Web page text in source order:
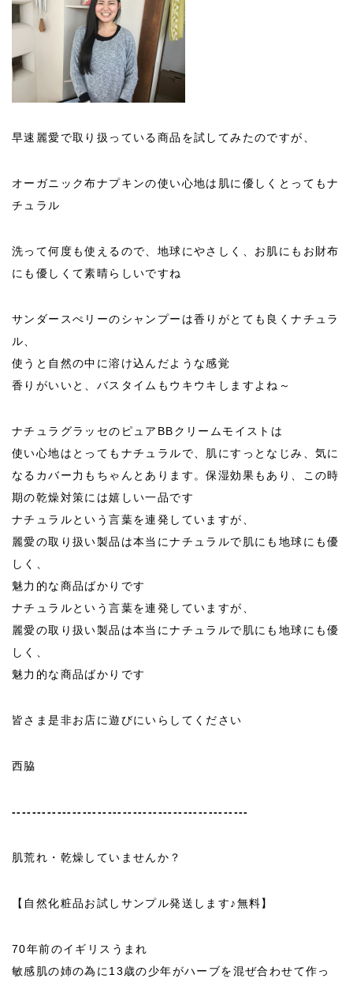
早速麗愛で取り扱っている商品を試してみたのですが、
オーガニック布ナプキンの使い心地は肌に優しくとってもナ
チュラル
洗って何度も使えるので、地球にやさしく、お肌にもお財布
にも優しくて素晴らしいですね
サンダースぺリーのシャンプーは香りがとても良くナチュラ
ル、
使うと自然の中に溶け込んだような感覚
香りがいいと、バスタイムもウキウキしますよね～
ナチュラグラッセのピュアBBクリームモイストは
使い心地はとってもナチュラルで、肌にすっとなじみ、気に
なるカバー力もちゃんとあります。保湿効果もあり、この時
期の乾燥対策には嬉しい一品です
ナチュラルという言葉を連発していますが、
麗愛の取り扱い製品は本当にナチュラルで肌にも地球にも優
しく、
魅力的な商品ばかりです
ナチュラルという言葉を連発していますが、
麗愛の取り扱い製品は本当にナチュラルで肌にも地球にも優
しく、
魅力的な商品ばかりです
皆さま是非お店に遊びにいらしてください
西脇
-----------------------------------------------
肌荒れ・乾燥していませんか？
【自然化粧品お試しサンプル発送します♪無料】
70年前のイギリスうまれ
敏感肌の姉の為に13歳の少年がハーブを混ぜ合わせて作っ